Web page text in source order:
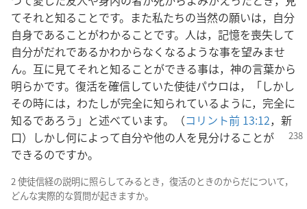
てそれと知ることです。また私たちの当然の願いは，自分
自身であることがわかることです。人は，記憶を喪失して
自分がだれであるかわからなくなるような事を望みませ
ん。互に見てそれと知ることができる事は，神の言葉から
明らかです。復活を確信していた使徒パウロは，「しかし
その時には，わたしが完全に知られているように，完全に
知るであろう」と述べています。（コリント前 13:12，新
口）しかし何によって自分や他の人を見分けることが
できるのですか。
2 使徒信経の説明に照らしてみるとき，復活のときのからだについて，
どんな実際的な質問が起きますか。